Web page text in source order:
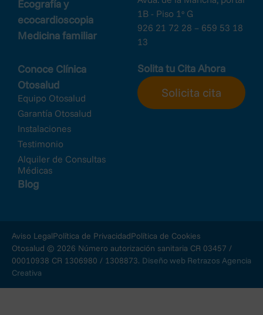
Ecografía y
ecocardioscopia
Medicina familiar
Conoce Clínica
Otosalud
Equipo Otosalud
Garantía Otosalud
Instalaciones
Testimonio
Alquiler de Consultas
Médicas
Blog
1B - Piso 1º G
926 21 72 28 – 659 53 18
13
Solita tu Cita Ahora
Solicita cita
Aviso LegalPolítica de PrivacidadPolítica de Cookies
Otosalud © 2026 Número autorización sanitaria CR 03457 /
00010938 CR 1306980 / 1308873. Diseño web Retrazos Agencia
Creativa